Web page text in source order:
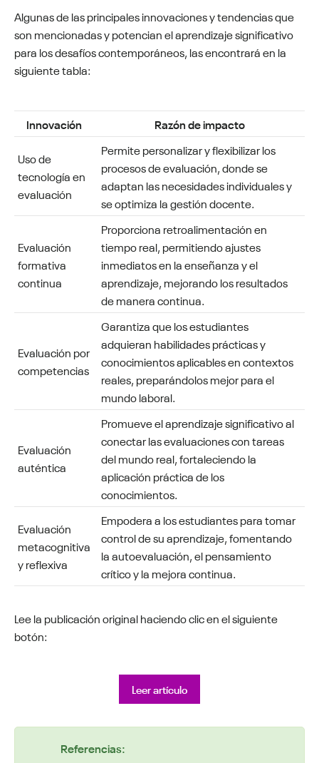
Algunas de las principales innovaciones y tendencias que
son mencionadas y potencian el aprendizaje significativo
para los desafíos contemporáneos, las encontrará en la
siguiente tabla:
Innovación
Razón de impacto
Uso de
tecnología en
evaluación
Permite personalizar y flexibilizar los
procesos de evaluación, donde se
adaptan las necesidades individuales y
se optimiza la gestión docente.
Evaluación
formativa
continua
Proporciona retroalimentación en
tiempo real, permitiendo ajustes
inmediatos en la enseñanza y el
aprendizaje, mejorando los resultados
de manera continua.
Evaluación por
competencias
Garantiza que los estudiantes
adquieran habilidades prácticas y
conocimientos aplicables en contextos
reales, preparándolos mejor para el
mundo laboral.
Evaluación
auténtica
Promueve el aprendizaje significativo al
conectar las evaluaciones con tareas
del mundo real, fortaleciendo la
aplicación práctica de los
conocimientos.
Evaluación
metacognitiva
y reflexiva
Empodera a los estudiantes paratomar
control de su aprendizaje, fomentando
la autoevaluación, el pensamiento
crítico y la mejora continua.
Lee la publicación original haciendo clic en el siguiente
botón:
Leer artículo
Referencias: